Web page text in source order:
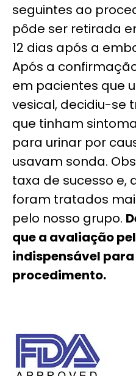
seguintes ao
pôde ser retirada
12 dias após a
Após a
em pacientes que
vesical, decidiu-se
que tinham
para urinar por
usavam sonda.
taxa de sucesso e,
foram tratados
pelo nosso grupo.
que a avaliação
indispensável
procedimento.